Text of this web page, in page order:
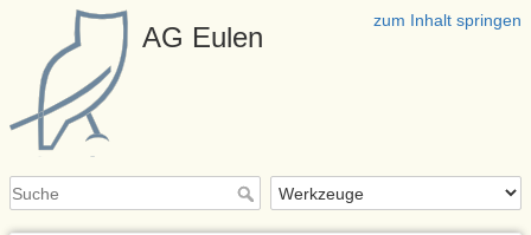
zum Inhalt springen
AG Eulen